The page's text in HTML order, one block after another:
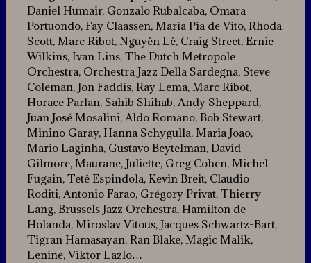
Daniel Humair, Gonzalo Rubalcaba, Omara
Portuondo, Fay Claassen, Maria Pia de Vito, Rhoda
Scott, Marc Ribot, Nguyên Lê, Craig Street, Ernie
Wilkins, Ivan Lins, The Dutch Metropole
Orchestra, Orchestra Jazz Della Sardegna, Steve
Coleman, Jon Faddis, Ray Lema, Marc Ribot,
Horace Parlan, Sahib Shihab, Andy Sheppard,
Juan José Mosalini, Aldo Romano, Bob Stewart,
Minino Garay, Hanna Schygulla, Maria Joao,
Mario Laginha, Gustavo Beytelman, David
Gilmore, Maurane, Juliette, Greg Cohen, Michel
Fugain, Tetê Espindola, Kevin Breit, Claudio
Roditi, Antonio Farao, Grégory Privat, Thierry
Lang, Brussels Jazz Orchestra, Hamilton de
Holanda, Miroslav Vitous, Jacques Schwartz-Bart,
Tigran Hamasayan, Ran Blake, Magic Malik,
Lenine, Viktor Lazlo…